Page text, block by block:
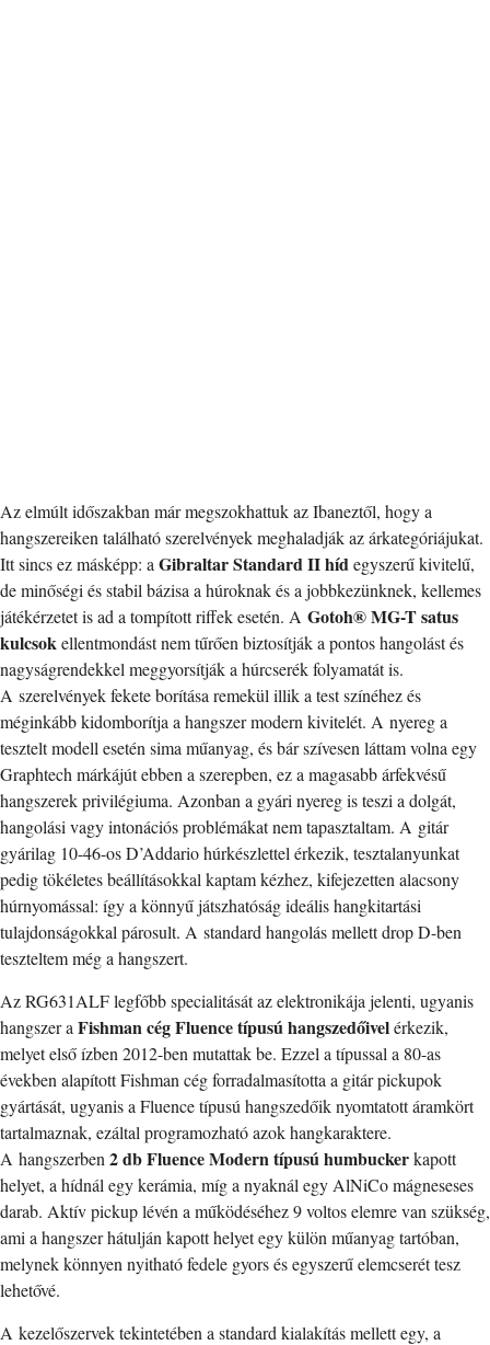
Az elmúlt időszakban már megszokhattuk az Ibaneztől, hogy a
hangszereiken található szerelvények meghaladják az árkategóriájukat.
Itt sincs ez másképp: a Gibraltar Standard II hídegyszerű kivitelű,
de minőségi és stabil bázisa a húroknak és a jobbkezünknek, kellemes
játékérzetet is ad a tompított riffek esetén. A Gotoh® MG-T satus
kulcsokellentmondást nem tűrően biztosítják a pontos hangolást és
nagyságrendekkel meggyorsítják a húrcserék folyamatát is.
A szerelvények fekete borítása remekül illik a test színéhez és
méginkább kidomborítja a hangszer modern kivitelét. A nyereg a
tesztelt modell esetén sima műanyag, és bár szívesen láttam volna egy
Graphtech márkájút ebben a szerepben, ez a magasabb árfekvésű
hangszerek privilégiuma. Azonban a gyári nyereg is teszi a dolgát,
hangolási vagy intonációs problémákat nem tapasztaltam. A gitár
gyárilag 10-46-os D’Addario húrkészlettel érkezik, tesztalanyunkat
pedig tökéletes beállításokkal kaptam kézhez, kifejezetten alacsony
húrnyomással: így a könnyű játszhatóság ideális hangkitartási
tulajdonságokkal párosult. A standard hangolás mellett drop D-ben
teszteltem még a hangszert.
Az RG631ALF legfőbb specialitását az elektronikája jelenti, ugyanis
hangszer a Fishman cég Fluence típusú hangszedőivelérkezik,
melyet első ízben 2012-ben mutattak be. Ezzel a típussal a 80-as
években alapított Fishman cég forradalmasította a gitár pickupok
gyártását, ugyanis a Fluence típusú hangszedőik nyomtatott áramkört
tartalmaznak, ezáltal programozható azok hangkaraktere.
A hangszerben 2 db Fluence Modern típusú humbuckerkapott
helyet, a hídnál egy kerámia, míg a nyaknál egy AlNiCo mágneseses
darab. Aktív pickup lévén a működéséhez 9 voltos elemre van szükség,
ami a hangszer hátulján kapott helyet egy külön műanyag tartóban,
melynek könnyen nyitható fedele gyors és egyszerű elemcserét tesz
lehetővé.
A kezelőszervek tekintetében a standard kialakítás mellett egy, a